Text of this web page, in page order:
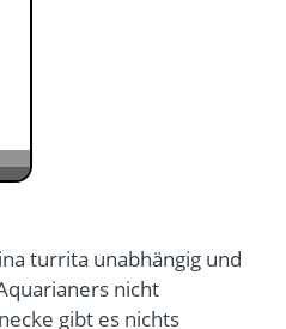
turrita unabhängig und
nicht
gibt es nichts